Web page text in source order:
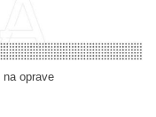
oprave